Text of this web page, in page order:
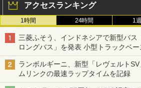
アクセスランキング
1時間 24時間 1
三菱ふそう、インドネシアで新型バス
ロングバス」を発表 小型トラックベ
バス
ランボルギーニ、新型「レヴェルト
ムリンクの最速ラップタイムを記録